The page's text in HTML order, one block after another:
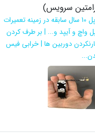
سرویس)
تعمیرگاه آیفون تعمیرات فوق تخصصی اپل 10 سال سابقه در زمینه تعمیرات
واچ و آیپد و... | بر طرف کردن
دوربین ها | خرابی فیس